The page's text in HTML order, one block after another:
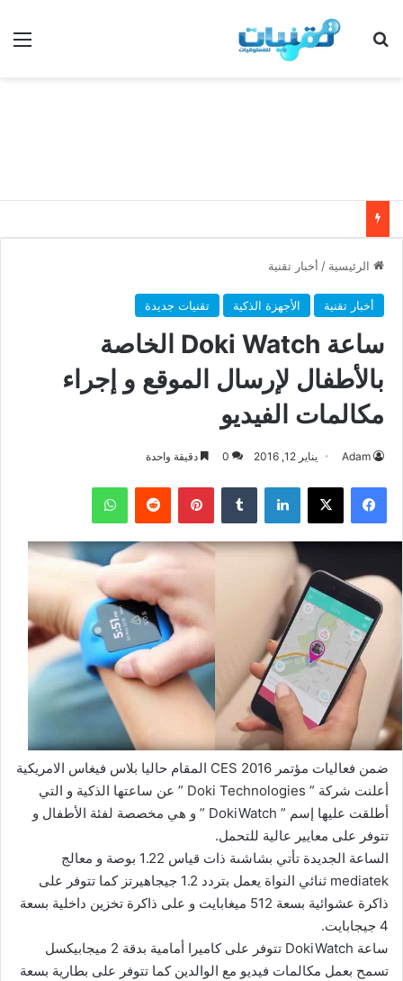
بحث عن
الرئيسية / أخبار تقنية
أخبار تقنية الأجهزة الذكية تقنيات جديدة
ساعة Doki Watch الخاصة
بالأطفال لإرسال الموقع و إجراء
مكالمات الفيديو
Adam يناير 12, 2016 0 دقيقة واحدة
فيسبوك ‫X لينكدإن بينتيريست واتساب
ضمن فعاليات مؤتمر CES 2016 المقام حاليا بلاس فيغاس الامريكية
أعلنت شركة ” Doki Technologies ” عن ساعتها الذكية و التي
أطلقت عليها إسم ” DokiWatch ” و هي مخصصة لفئة الأطفال و
تتوفر على معايير عالية للتحمل.
الساعة الجديدة تأتي بشاشىة ذات قياس 1.22 بوصة و معالج
mediatek ثنائي النواة يعمل بتردد 1.2 جيجاهيرتز كما تتوفر على
ذاكرة عشوائية بسعة 512 ميغابايت و على ذاكرة تخزين داخلية بسعة
4 جيجابايت.
ساعة DokiWatch تتوفر على كاميرا أمامية بدقة 2 ميجابيكسل
تسمح بعمل مكالمات فيديو مع الوالدين كما تتوفر على بطارية بسعة